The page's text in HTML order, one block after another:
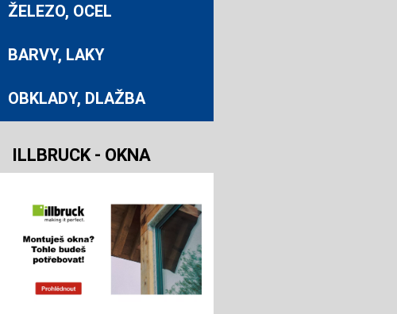
ŽELEZO, OCEL
BARVY, LAKY
OBKLADY, DLAŽBA
ILLBRUCK - OKNA